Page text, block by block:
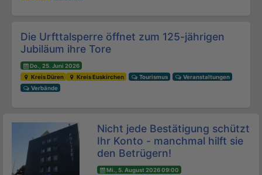
Die Urfttalsperre öffnet zum 125-jährigen
Jubiläum ihre Tore
Do., 25. Juni 2026
Kreis Düren
Kreis Euskirchen Tourismus
Veranstaltungen
Verbände
Nicht jede Bestätigung schützt
Ihr Konto - manchmal hilft sie
den Betrügern!
Mi., 5. August 2026 09:00